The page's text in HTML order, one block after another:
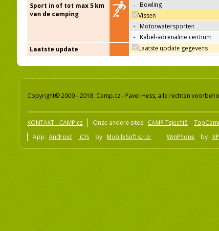
Sport in of tot max 5 km
van de camping
- Bowling
Vissen
- Motorwatersporten
- Kabel-adrenaline centrum
Laatste update
Laatste update gegevens
Copyright© 2009 - 2018 Camp.cz - Pavel Hess, alle rechten
KONTAKT - CAMP.cz Onze andere sites: CAMP Tsjechië
App: Android iOS by MobileSoft s.r.o WinPhone by